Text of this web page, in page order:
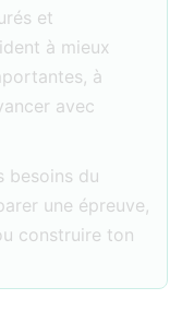
et
à mieux
à
avec
besoins du
une épreuve,
construire ton